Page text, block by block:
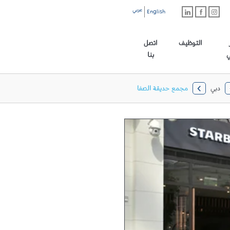
English عربي
التوظيف
اتصل
بنا
دبي مجمع حديقة الصفا